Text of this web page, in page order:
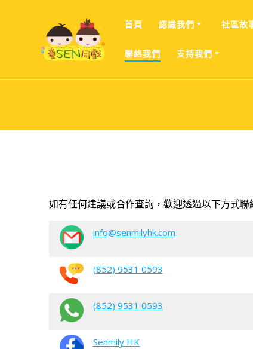
首頁 認識我們 社區故
聯絡我們 支持我們
如有任何建議或合作查詢，歡迎透過以下方式
info@senmilyhk.com
(852) 9531 0593
(852) 9531 0593
Senmily HK